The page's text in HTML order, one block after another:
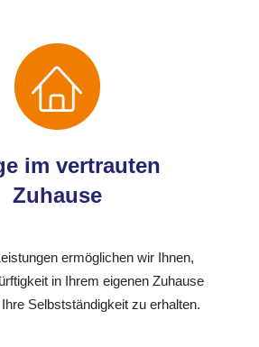
im vertrauten
Zuhause
ermöglichen wir Ihnen,
in Ihrem eigenen Zuhause
Selbstständigkeit zu erhalten.